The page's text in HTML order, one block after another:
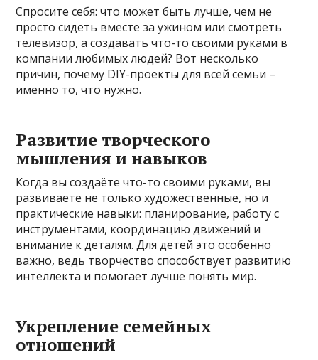
Спросите себя: что может быть лучше, чем не
просто сидеть вместе за ужином или смотреть
телевизор, а создавать что-то своими руками в
компании любимых людей? Вот несколько
причин, почему DIY-проекты для всей семьи –
именно то, что нужно.
Развитие творческого
мышления и навыков
Когда вы создаёте что-то своими руками, вы
развиваете не только художественные, но и
практические навыки: планирование, работу с
инструментами, координацию движений и
внимание к деталям. Для детей это особенно
важно, ведь творчество способствует развитию
интеллекта и помогает лучше понять мир.
Укрепление семейных
отношений